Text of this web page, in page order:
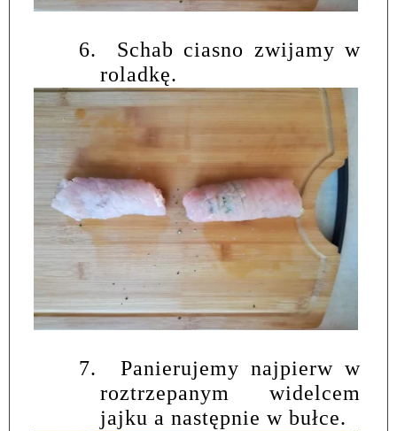
6.
Schab ciasno zwijamy w
roladkę.
7.
Panierujemy najpierw w
roztrzepanym widelcem
jajku a następnie w bułce.